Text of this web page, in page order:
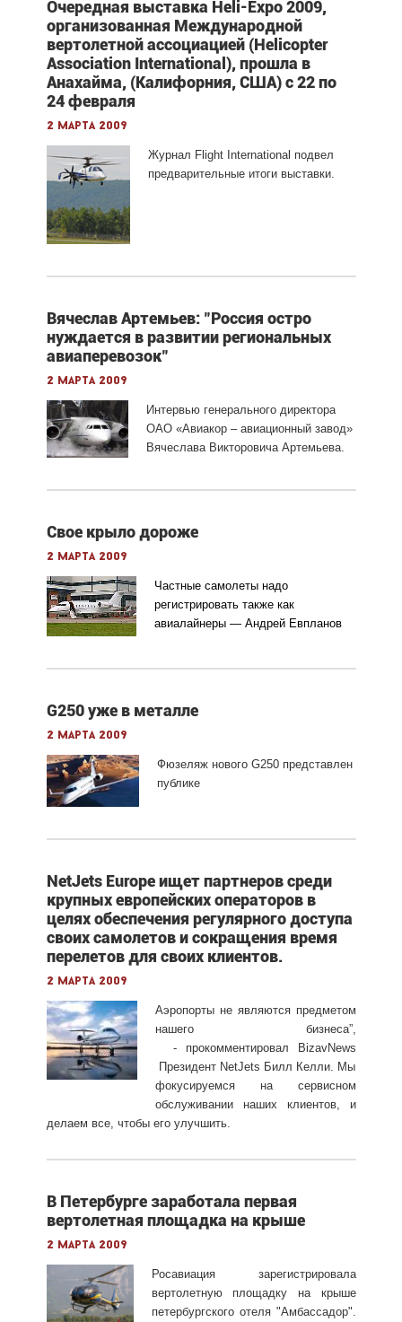
Очередная выставка Heli-Expo 2009,
организованная Международной
вертолетной ассоциацией (Helicopter
Association International), прошла в
Анахайма, (Калифорния, США) с 22 по
24 февраля
2 марта 2009
Журнал Flight International подвел
предварительные итоги выставки.
Вячеслав Артемьев: "Россия остро
нуждается в развитии региональных
авиаперевозок"
2 марта 2009
Интервью генерального директора
ОАО «Авиакор – авиационный завод»
Вячеслава Викторовича Артемьева.
Свое крыло дороже
2 марта 2009
Частные самолеты надо
регистрировать также как
авиалайнеры — Андрей Евпланов
G250 уже в металле
2 марта 2009
Фюзеляж нового G250 представлен
публике
NetJets Europe ищет партнеров среди
крупных европейских операторов в
целях обеспечения регулярного доступа
своих самолетов и сокращения время
перелетов для своих клиентов.
2 марта 2009
Аэропорты не являются предметом
нашего бизнеса”,
- прокомментировал BizavNews
Президент NetJets Билл Келли. Мы
фокусируемся на сервисном
обслуживании наших клиентов, и
делаем все, чтобы его улучшить.
В Петербурге заработала первая
вертолетная площадка на крыше
2 марта 2009
Росавиация зарегистрировала
вертолетную площадку на крыше
петербургского отеля "Амбассадор".